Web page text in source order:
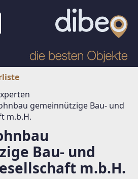
gemeinnützige Bau- und
m.b.H.
Bau- und
m.b.H.